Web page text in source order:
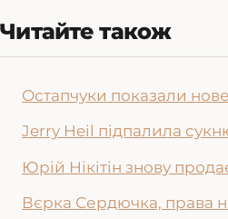
Читайте також
Остапчуки показали
Jerry Heil підпалила
Юрій Нікітін знову
Вєрка Сердючка, права